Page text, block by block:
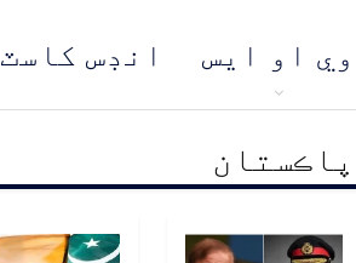
انڊس کاسٽ وي او ايس
پاڪستان مُنڍ
پاڪستان